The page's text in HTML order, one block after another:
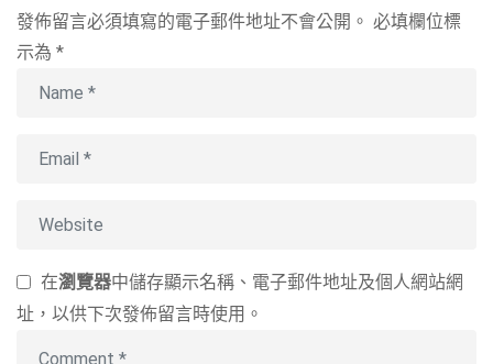
發佈留言必須填寫的電子郵件地址不會公開。 必填欄位標
示為 *
在瀏覽器中儲存顯示名稱、電子郵件地址及個人網站網
址，以供下次發佈留言時使用。